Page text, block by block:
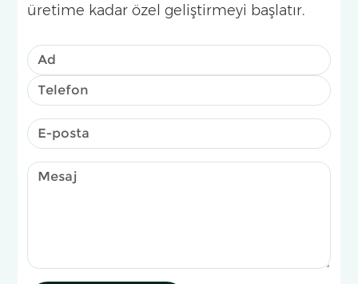
üretime kadar özel geliştirmeyi başlatır.